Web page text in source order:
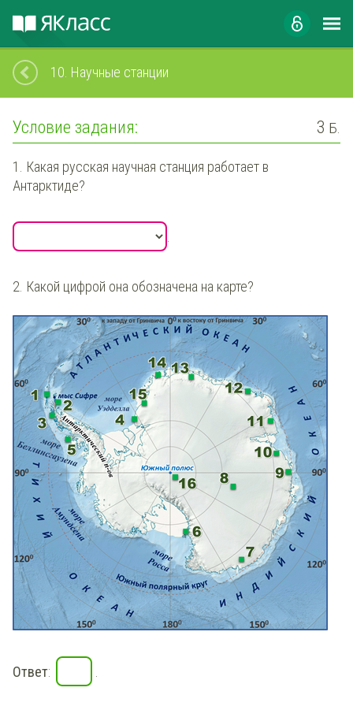
10. Научные станции
Условие задания: 3 Б.
1. Какая русская научная станция работает в
Антарктиде?
2. Какой цифрой она обозначена на карте?
Ответ: